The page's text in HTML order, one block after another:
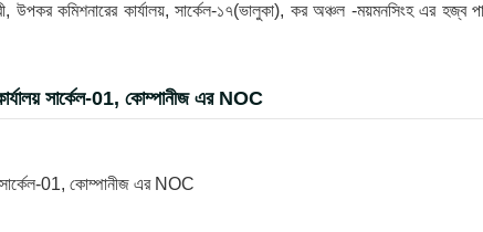
উপকর কমিশনারের কার্যালয়, সার্কেল-১৭(ভালুকা), কর অঞ্চল -ময়মনসিংহ এর হজ্ব
সার্কেল-01, কোম্পানীজ এর NOC
সার্কেল-01, কোম্পানীজ এর NOC